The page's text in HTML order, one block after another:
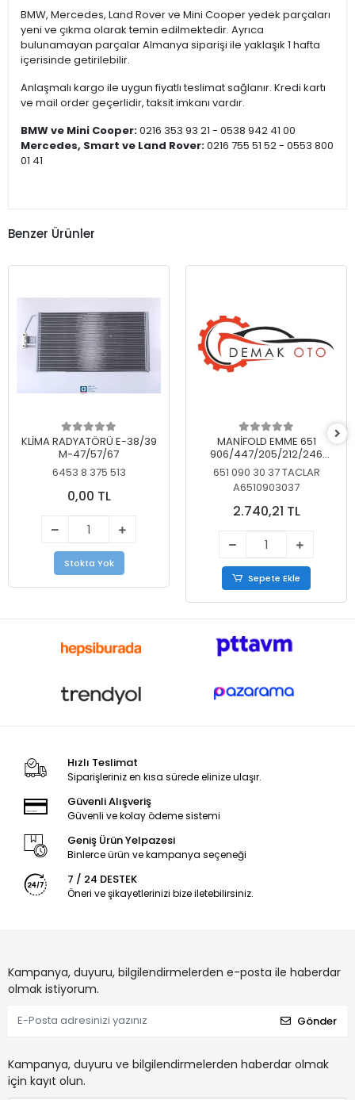
BMW, Mercedes, Land Rover ve Mini Cooper yedek parçaları
yeni ve çıkma olarak temin edilmektedir. Ayrıca
bulunamayan parçalar Almanya siparişi ile yaklaşık 1 hafta
içerisinde getirilebilir.
Anlaşmalı kargo ile uygun fiyatlı teslimat sağlanır. Kredi kartı
ve mail order geçerlidir, taksit imkanı vardır.
BMW ve Mini Cooper:0216 353 93 21 - 0538 942 41 00
Mercedes, Smart ve Land Rover:0216 755 51 52 - 0553 800
01 41
Benzer Ürünler
KLİMA RADYATÖRÜ E-38/39
M-47/57/67
6453 8 375 513
0,00 TL
Stokta Yok
MANİFOLD EMME 651
906/447/205/212/246
KELEBEKSİZ
651 090 30 37 TACLAR
A6510903037
2.740,21 TL
Sepete Ekle
Hızlı Teslimat
Siparişleriniz en kısa sürede elinize ulaşır.
Güvenli Alışveriş
Güvenli ve kolay ödeme sistemi
Geniş Ürün Yelpazesi
Binlerce ürün ve kampanya seçeneği
7 / 24 DESTEK
Öneri ve şikayetlerinizi bize iletebilirsiniz.
Kampanya, duyuru, bilgilendirmelerden e-posta ile haberdar
olmak istiyorum.
Gönder
Kampanya, duyuru ve bilgilendirmelerden haberdar olmak
için kayıt olun.